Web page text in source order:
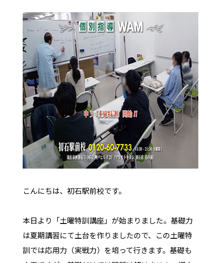
こんにちは、初石駅前校です。
本日より「土曜特訓講座」が始まりました。基礎力
は夏期講習にて土台を作りましたので、この土曜特
訓では応用力（実戦力）を培って行きます。基礎も